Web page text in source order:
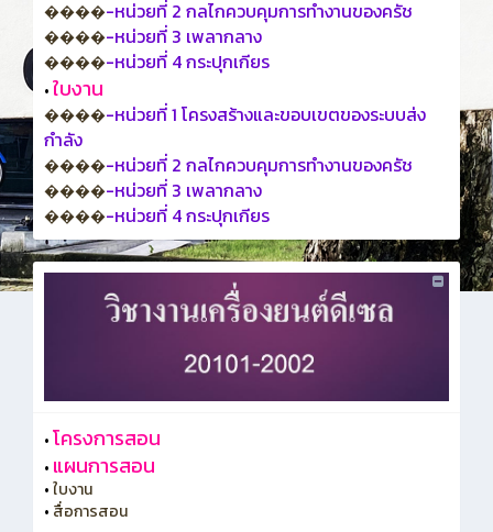
����-หน่วยที่ 2 กลไกควบคุมการทำงานของครัช
����-หน่วยที่ 3 เพลากลาง
����-หน่วยที่ 4 กระปุกเกียร
•ใบงาน
����-หน่วยที่ 1 โครงสร้างและขอบเขตของระบบส่ง
กำลัง
����-หน่วยที่ 2 กลไกควบคุมการทำงานของครัช
����-หน่วยที่ 3 เพลากลาง
����-หน่วยที่ 4 กระปุกเกียร
•โครงการสอน
• แผนการสอน
•ใบงาน
• สื่อการสอน